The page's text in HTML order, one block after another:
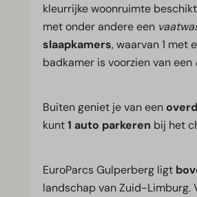
kleurrijke woonruimte
met onder andere een
slaapkamers, waarvan 1 met
badkamer is voorzien van een
Buiten geniet je van een
kunt1 auto parkeren bij het
EuroParcs Gulperberg ligt
landschap van Zuid-Limburg.